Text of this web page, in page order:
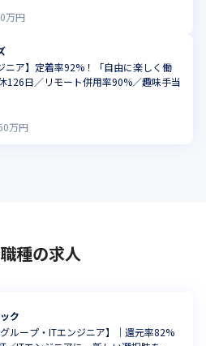
万円
ニア】定着率92%！「自由に楽しく働
126日／リモート併用率90%／趣味手当
万円
種の求人
ク
グループ・ITエンジニア】｜還元率82%